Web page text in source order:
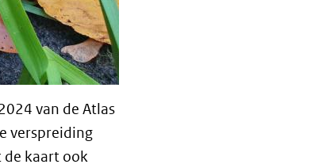
van de Atlas
verspreiding
de kaart ook